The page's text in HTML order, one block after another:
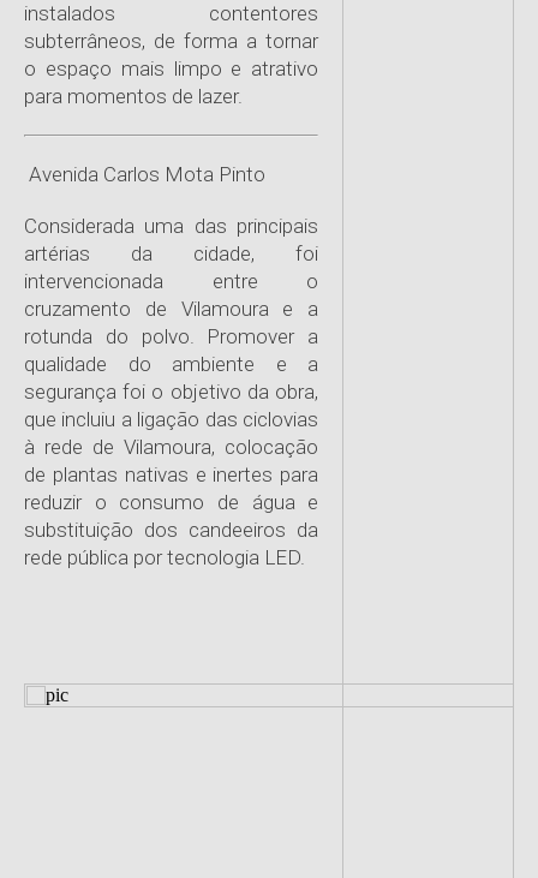
instalados contentores
subterrâneos, de forma a tornar
o espaço mais limpo e atrativo
para momentos de lazer.
Avenida Carlos Mota Pinto
Considerada uma das principais
artérias da cidade, foi
intervencionada entre o
cruzamento de Vilamoura e a
rotunda do polvo. Promover a
qualidade do ambiente e a
segurança foi o objetivo da obra,
que incluiu a ligação das ciclovias
à rede de Vilamoura, colocação
de plantas nativas e inertes para
reduzir o consumo de água e
substituição dos candeeiros da
rede pública por tecnologia LED.